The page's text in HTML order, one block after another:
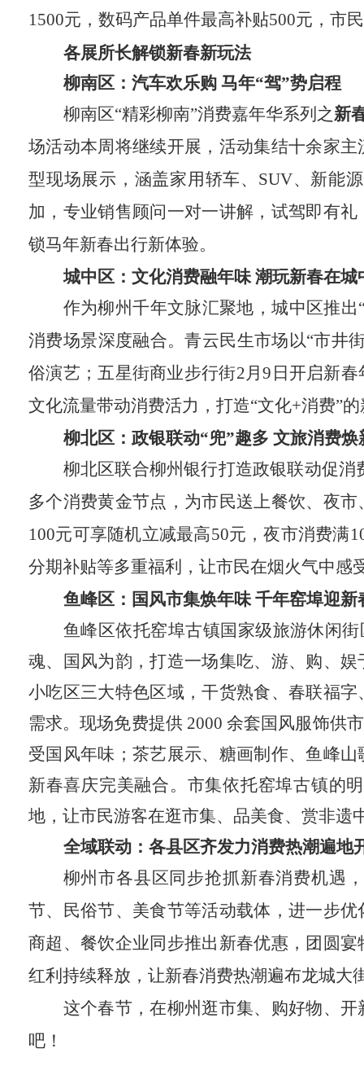
1500元，数码产品单件最高补贴500元，市
各展所长解锁新春新玩法
柳南区：汽车欢乐购 马年“驾”势启程
柳南区“精彩柳南”消费嘉年华系列之新
场活动本周将继续开展，活动集结十余家
型现场展示，涵盖家用轿车、SUV、新能
加，专业销售顾问一对一讲解，试驾即有
锁马年新春出行新体验。
城中区：文化消费融年味 潮玩新春在城
作为柳州千年文脉汇聚地，城中区推
消费场景深度融合。青云民生市场以“市井
俗演艺；五星街商业步行街2月9日开启新
文化流量带动消费活力，打造“文化+消费”
柳北区：政银联动“兜”趣多 文旅消费焕
柳北区联合柳州银行打造政银联动促
多个消费黄金节点，为市民送上餐饮、夜
100元可享随机立减最高50元，夜市消费满
分期补贴等多重福利，让市民在烟火气中感
鱼峰区：国风市集焕年味 千年窑埠迎新
鱼峰区依托窑埠古镇国家级旅游休闲
魂、国风为韵，打造一场集吃、游、购、
小吃区三大特色区域，干货熟食、春联福
需求。现场免费提供 2000 余套国风服饰供
受国风年味；茶艺展示、糖画制作、鱼峰
新春喜庆完美融合。市集依托窑埠古镇的
地，让市民游客在逛市集、品美食、赏非遗
全域联动：各县区齐发力消费热潮遍地
柳州市各县区同步抢抓新春消费机遇
节、民俗节、美食节等活动载体，进一步
商超、餐饮企业同步推出新春优惠，团圆
红利持续释放，让新春消费热潮遍布龙城大
这个春节，在柳州逛市集、购好物、
吧！